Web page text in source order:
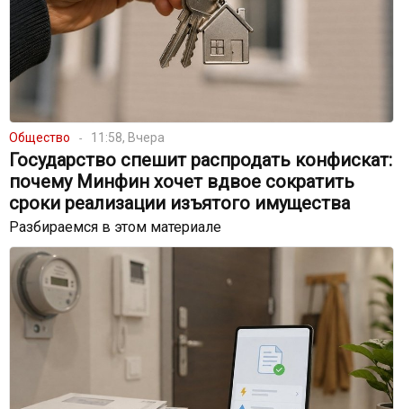
Общество 11:58, Вчера
Государство спешит распродать конфискат:
почему Минфин хочет вдвое сократить
сроки реализации изъятого имущества
Разбираемся в этом материале